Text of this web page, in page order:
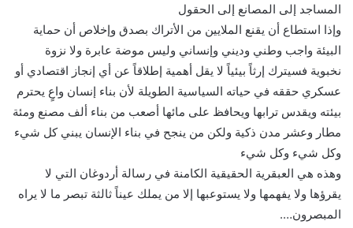
المساجد إلى المصانع إلى الحقول
وإذا استطاع أن يقنع الملايين من الأتراك بصدق وإخلاص أن حماية
البيئة واجب وطني وديني وإنساني وليس موضة عابرة ولا نزوة
نخبوية فسيترك إرثاً بيئياً لا يقل أهمية إطلاقاً عن أي إنجاز اقتصادي أو
عسكري حققه في حياته السياسية الطويلة لأن بناء إنسان واعٍ يحترم
بيئته ويقدس ترابها ويحافظ على مائها أصعب من بناء ألف مصنع ومئة
مطار وعشر مدن ذكية ولكن من ينجح في بناء الإنسان يبني كل شيء
وكل شيء وكل شيء
وهذه هي العبقرية الحقيقية الكامنة في رسالة أردوغان التي لا
يقرؤها ولا يفهمها ولا يستوعبها إلا من يملك عيناً ثالثة تبصر ما لا يراه
المبصرون….